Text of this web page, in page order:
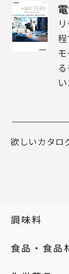
い
欲しいカタロ
調味料
食品・食品